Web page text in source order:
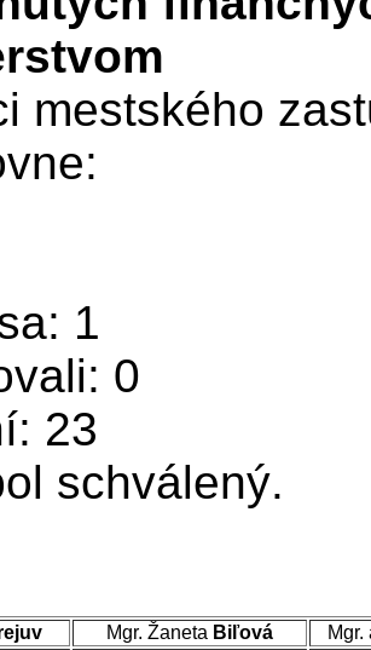
mestského
1
0
23
schválený.
Mgr. Žaneta Biľová